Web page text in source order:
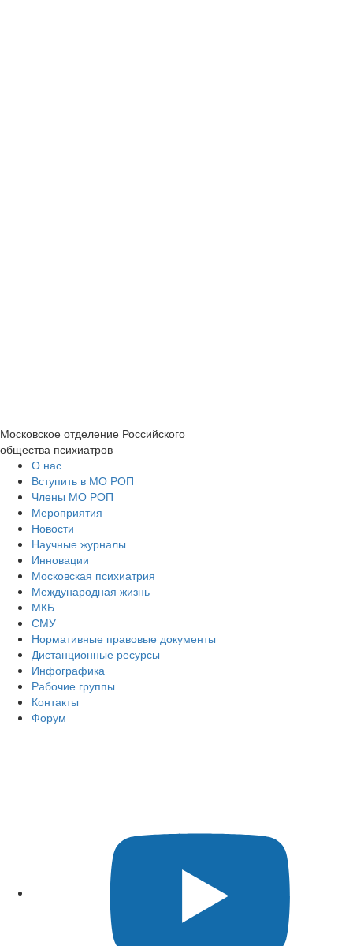
Московское отделение Российского
общества психиатров
О нас
Вступить в МО РОП
Члены МО РОП
Мероприятия
Новости
Научные журналы
Инновации
Московская психиатрия
Международная жизнь
МКБ
СМУ
Нормативные правовые документы
Дистанционные ресурсы
Инфографика
Рабочие группы
Контакты
Форум